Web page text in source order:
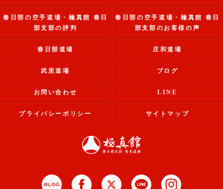
春日部の空手道場・極真館 春日
部支部の評判
春日部の空手道場・極真館 春日
部支部のお客様の声
春日部道場 庄和道場
武里道場 ブログ
お問い合わせ LINE
プライバシーポリシー サイトマップ